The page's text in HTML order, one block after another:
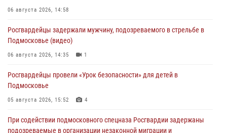
06 августа 2026, 14:58
Росгвардейцы задержали мужчину, подозреваемого в стрельбе в
Подмосковье (видео)
06 августа 2026, 14:35 1
Росгвардейцы провели «Урок безопасности» для детей в
Подмосковье
05 августа 2026, 15:52 4
При содействии подмосковного спецназа Росгвардии задержаны
подозреваемые в организации незаконной миграции и